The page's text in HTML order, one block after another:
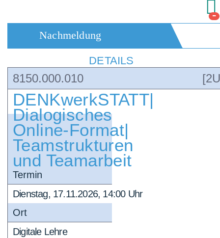
-
Nachmeldung
DETAILS
8150.000.010
DENKwerkSTATT|
Dialogisches
Online-Format|
Teamstrukturen
und Teamarbeit
Termin
Dienstag, 17.11.2026, 14:00 Uhr
Ort
Digitale Lehre